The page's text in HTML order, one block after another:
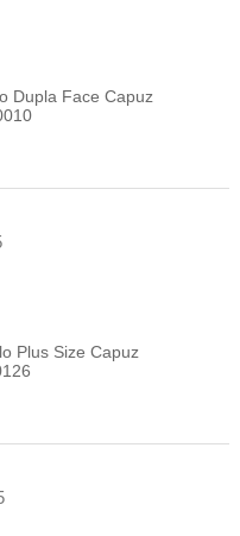
Dupla Face Capuz
Plus Size Capuz